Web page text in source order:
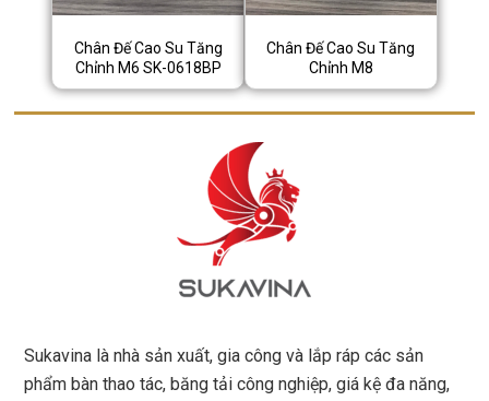
Chân Đế Cao Su Tăng
Chỉnh M6 SK-0618BP
Chân Đế Cao Su Tăng
Chỉnh M8
Sukavina là nhà sản xuất, gia công và lắp ráp các sản
phẩm bàn thao tác, băng tải công nghiệp, giá kệ đa năng,